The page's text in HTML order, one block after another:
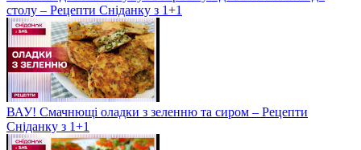
столу – Рецепти Сніданку з 1+1
ВАУ! Смачнющі оладки з зеленню та сиром – Рецепти
Сніданку з 1+1